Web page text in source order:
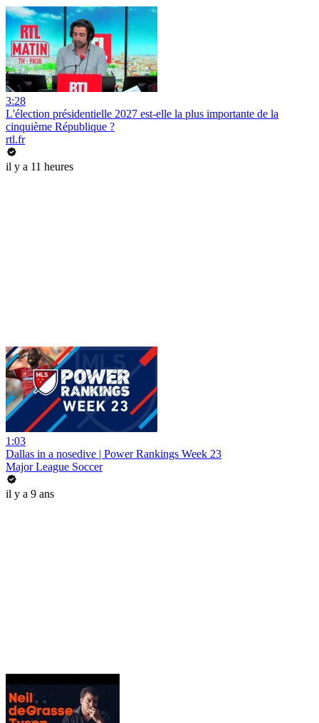
3:28
L'élection présidentielle 2027 est-elle la plus importante de la
cinquième République ?
rtl.fr
il y a 11 heures
1:03
Dallas in a nosedive | Power Rankings Week 23
Major League Soccer
il y a 9 ans